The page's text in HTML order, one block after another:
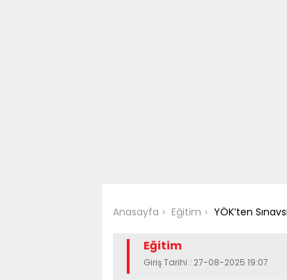
Anasayfa Eğitim YÖK’ten
Eğitim
Giriş Tarihi : 27-08-2025 19:07